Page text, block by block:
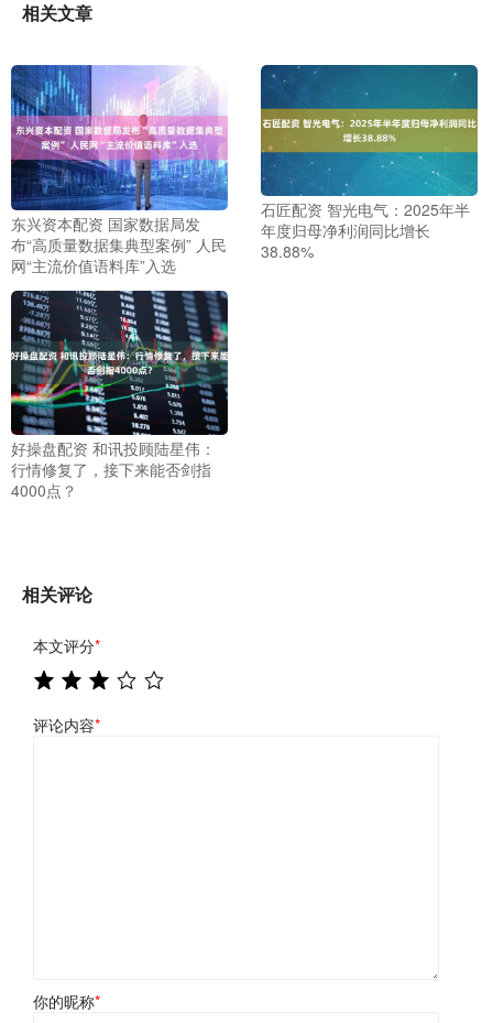
相关文章
东兴资本配资 国家数据局发
布“高质量数据集典型案例” 人民
网“主流价值语料库”入选
石匠配资 智光电气：2025年半
年度归母净利润同比增长
38.88%
好操盘配资 和讯投顾陆星伟：
行情修复了，接下来能否剑指
4000点？
相关评论
本文评分*
评论内容*
你的昵称*